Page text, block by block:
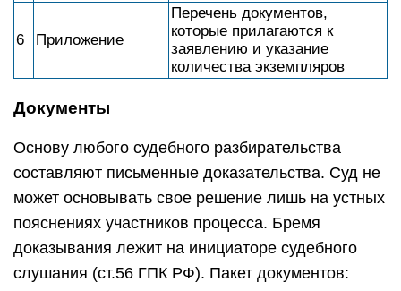
6 Приложение
Перечень документов,
которые прилагаются к
заявлению и указание
количества экземпляров
Документы
Основу любого судебного разбирательства
составляют письменные доказательства. Суд не
может основывать свое решение лишь на устных
пояснениях участников процесса. Бремя
доказывания лежит на инициаторе судебного
слушания (ст.56 ГПК РФ). Пакет документов: